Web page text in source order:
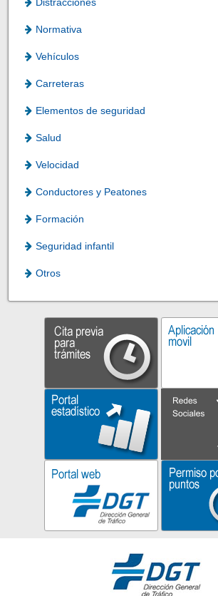
Distracciones
Normativa
Vehículos
Carreteras
Elementos de seguridad
Salud
Velocidad
Conductores y Peatones
Formación
Seguridad infantil
Otros